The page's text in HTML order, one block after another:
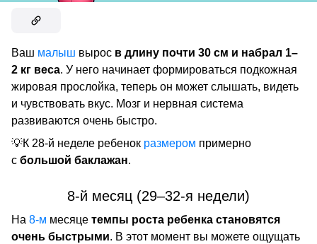
Ваш малыш вырос в длину почти 30 см и набрал 1–
2 кг веса. У него начинает формироваться подкожная
жировая прослойка, теперь он может слышать, видеть
и чувствовать вкус. Мозг и нервная система
развиваются очень быстро.
💡К 28-й неделе ребенок размером примерно
с большой баклажан.
8-й месяц (29–32-я недели)
На 8-м месяце темпы роста ребенка становятся
очень быстрыми. В этот момент вы можете ощущать